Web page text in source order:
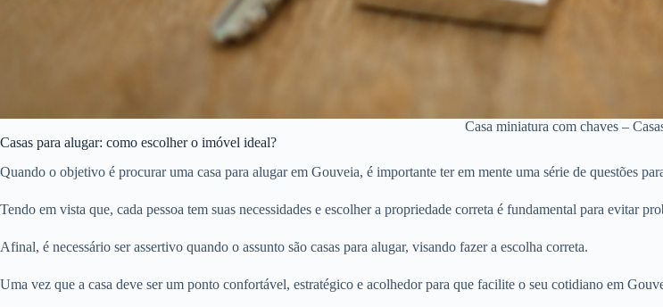
Casa miniatura com chaves –
Casas para alugar: como escolher o imóvel ideal?
Quando o objetivo é procurar uma casa para alugar em Gouveia, é importante ter em mente uma série de questões
Tendo em vista que, cada pessoa tem suas necessidades e escolher a propriedade correta é fundamental para evitar
Afinal, é necessário ser assertivo quando o assunto são casas para alugar, visando fazer a escolha correta.
Uma vez que a casa deve ser um ponto confortável, estratégico e acolhedor para que facilite o seu cotidiano em